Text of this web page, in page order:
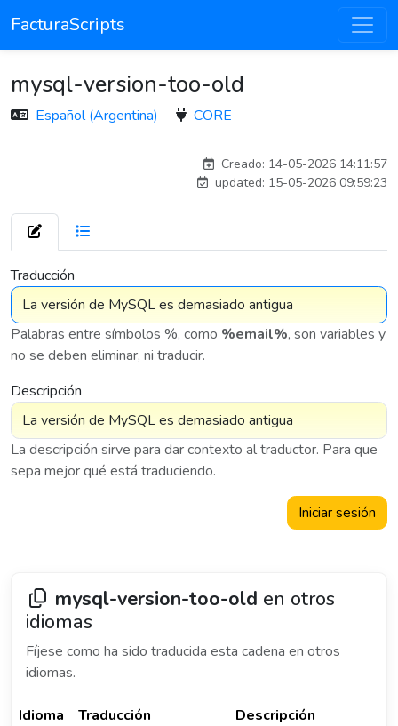
FacturaScripts
mysql-version-too-old
Español (Argentina) CORE
Creado: 14-05-2026 14:11:57
updated: 15-05-2026 09:59:23
Traducción
Palabras entre símbolos %, como %email%, son variables y
no se deben eliminar, ni traducir.
Descripción
La descripción sirve para dar contexto al traductor. Para que
sepa mejor qué está traduciendo.
Iniciar sesión
mysql-version-too-old en otros
idiomas
Fíjese como ha sido traducida esta cadena en otros
idiomas.
Idioma Traducción
Descripción